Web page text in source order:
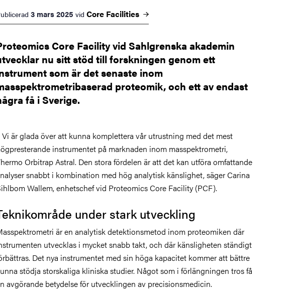
3 mars 2025 vid Core Facilities
Core Facility vid Sahlgrenska akademin
nu sitt stöd till forskningen genom ett
som är det senaste inom
proteomik, och ett av endast
få i Sverige.
Vi är glada över att kunna komplettera vår utrustning med det mest
instrumentet på marknaden inom masspektrometri,
Orbitrap Astral. Den stora fördelen är att det kan utföra omfattande
snabbt i kombination med hög analytisk känslighet, säger Carina
Wallem, enhetschef vid Proteomics Core Facility (PCF).
under stark utveckling
är en analytisk detektionsmetod inom proteomiken där
utvecklas i mycket snabb takt, och där känsligheten ständigt
Det nya instrumentet med sin höga kapacitet kommer att bättre
stödja storskaliga kliniska studier. Något som i förlängningen tros få
avgörande betydelse för utvecklingen av precisionsmedicin.